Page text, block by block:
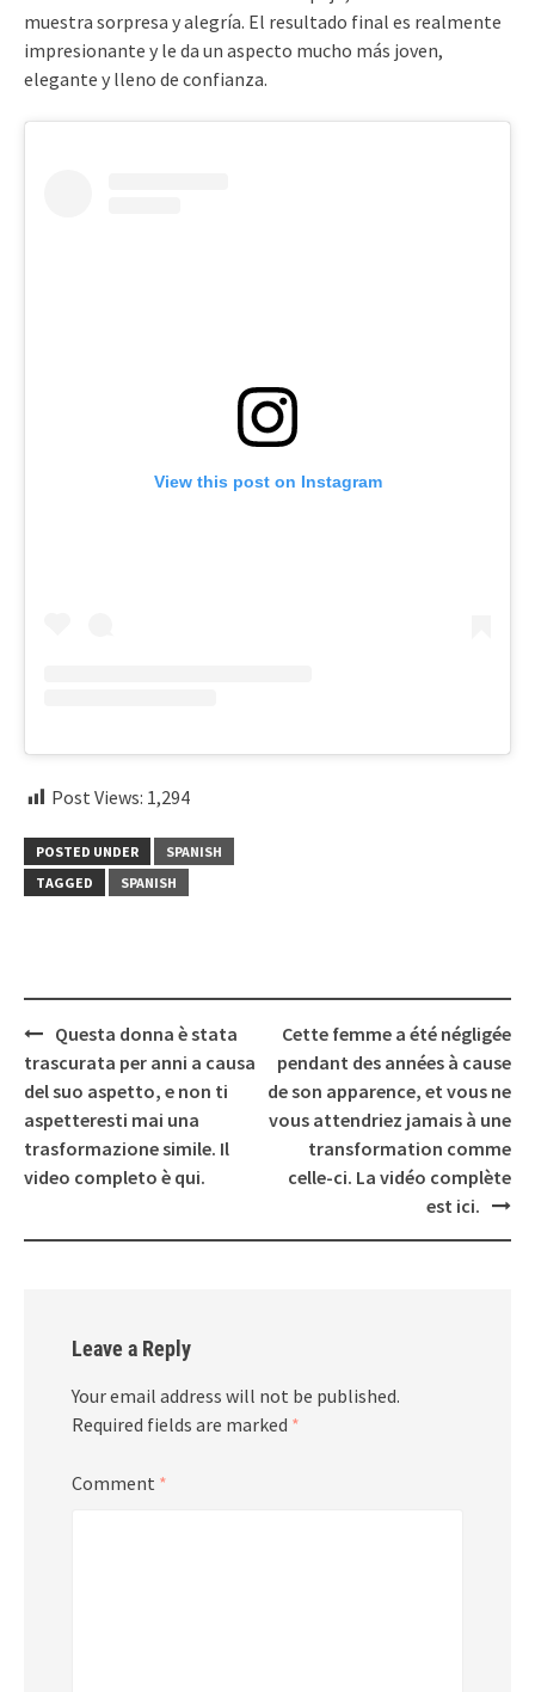
muestra sorpresa y alegría. El resultado final es realmente
impresionante y le da un aspecto mucho más joven,
elegante y lleno de confianza.
View this post on Instagram
Post Views: 1,294
POSTED UNDER
SPANISH
TAGGED
SPANISH
Post
navigation
Questa donna è stata
trascurata per anni a causa
del suo aspetto, e non ti
aspetteresti mai una
trasformazione simile. Il
video completo è qui.
Cette femme a été négligée
pendant des années à cause
de son apparence, et vous ne
vous attendriez jamais à une
transformation comme
celle-ci. La vidéo complète
est ici.
Leave a Reply
Your email address will not be published.
Required fields are marked *
Comment *